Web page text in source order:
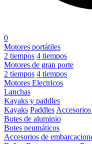
0
Motores portátiles
2 tiempos 4 tiempos
Motores de gran porte
2 tiempos 4 tiempos
Motores Electricos
Lanchas
Kayaks y paddles
Kayaks Paddles
Botes de aluminio
Botes neumáticos
Accesorios de